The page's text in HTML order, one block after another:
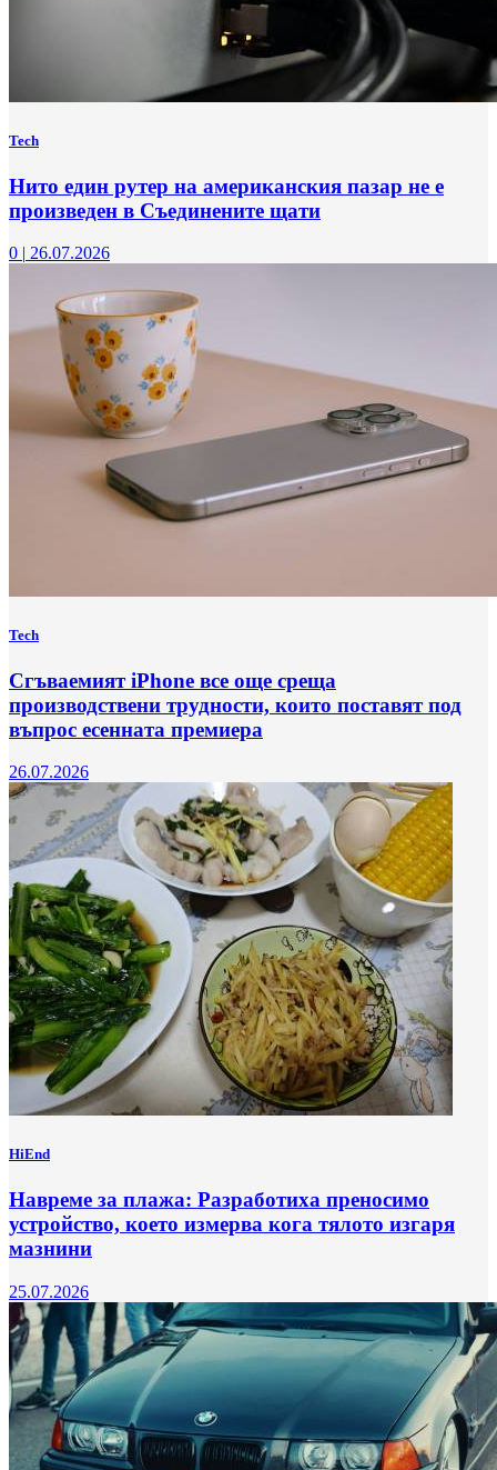
Tech
Нито един рутер на американския пазар не е
произведен в Съединените щати
0 | 26.07.2026
Tech
Сгъваемият iPhone все още среща
производствени трудности, които поставят под
въпрос есенната премиера
26.07.2026
HiEnd
Навреме за плажа: Разработиха преносимо
устройство, което измерва кога тялото изгаря
мазнини
25.07.2026